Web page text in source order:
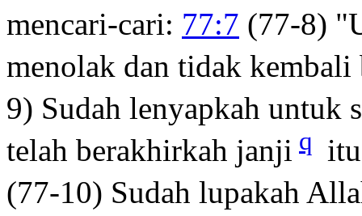
mencari-cari: 77:7 (77-8)
menolak dan tidak kembali
9) Sudah lenyapkah untuk
telah berakhirkah janji q
(77-10) Sudah lupakah